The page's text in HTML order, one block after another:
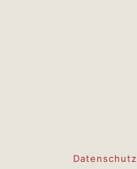
Datenschutz